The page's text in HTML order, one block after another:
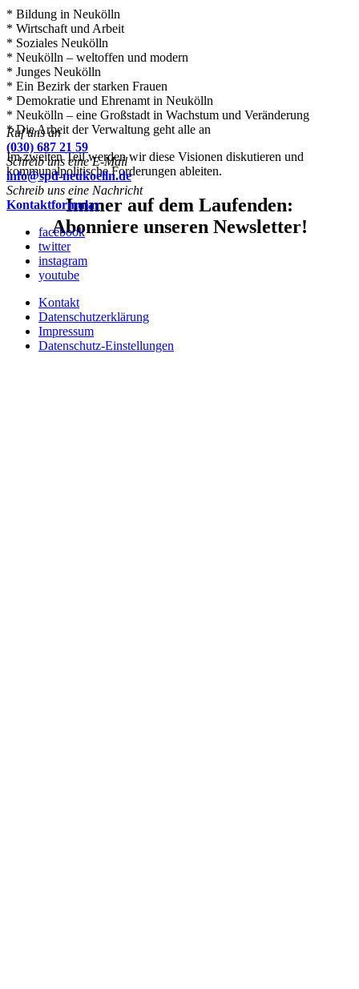
* Bildung in Neukölln
* Wirtschaft und Arbeit
* Soziales Neukölln
* Neukölln – weltoffen und modern
* Junges Neukölln
* Ein Bezirk der starken Frauen
* Demokratie und Ehrenamt in Neukölln
* Neukölln – eine Großstadt in Wachstum und Veränderung
* Die Arbeit der Verwaltung geht alle an
Im zweiten Teil werden wir diese Visionen diskutieren und
kommunalpolitische Forderungen ableiten.
Immer auf dem Laufenden:
Abonniere unseren Newsletter!
Ruf uns an
(030) 687 21 59
Schreib uns eine E-Mail
info@spd-neukoelln.de
Schreib uns eine Nachricht
Kontaktformular
facebook
twitter
instagram
youtube
Kontakt
Datenschutzerklärung
Impressum
Datenschutz-Einstellungen